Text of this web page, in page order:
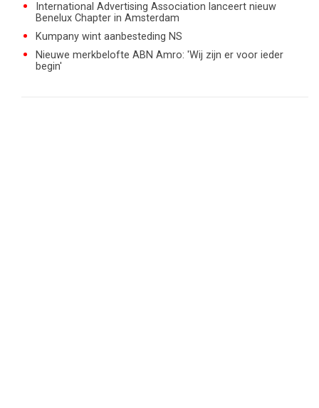
International Advertising Association lanceert nieuw
Benelux Chapter in Amsterdam
Kumpany wint aanbesteding NS
Nieuwe merkbelofte ABN Amro: 'Wij zijn er voor ieder
begin'